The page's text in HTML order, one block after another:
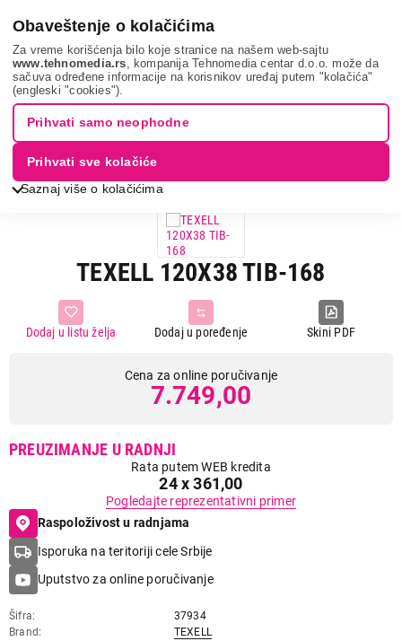
Obaveštenje o kolačićima
Za vreme korišćenja bilo koje stranice na našem web-sajtu
www.tehnomedia.rs , kompanija Tehnomedia centar d.o.o. može da
sačuva određene informacije na korisnikov uređaj putem "kolačića"
(engleski "cookies").
Saznaj više o kolačićima
Prihvati samo neophodne
Prihvati sve kolačiće
Mali kućni aparati Nega odeće i veša
Daske za peglanje
Texell 120x38 t...
TEXELL 120X38 TIB-168
Skini PDF
Dodaj u poređenje
Dodaj u listu želja
Cena za online poručivanje
7.749,00
PREUZIMANJE U RADNJI
Rata putem WEB kredita
24 x 361,00
Pogledajte reprezentativni primer
Raspoloživost u radnjama
Isporuka na teritoriji cele Srbije
Uputstvo za online poručivanje
Šifra
37934
Brand
TEXELL